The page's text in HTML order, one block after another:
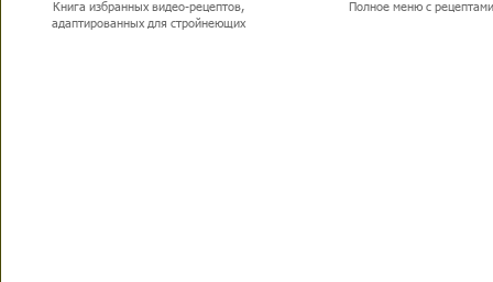
Книга избранных видео-рецептов,
адаптированных для стройнеющих
Полное меню с рецептами